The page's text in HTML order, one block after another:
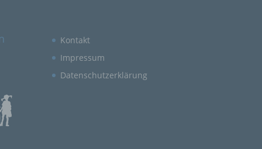
Kontakt
Impressum
Datenschutzerklärung